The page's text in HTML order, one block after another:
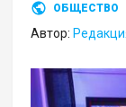
ОБЩЕСТВО
Автор: